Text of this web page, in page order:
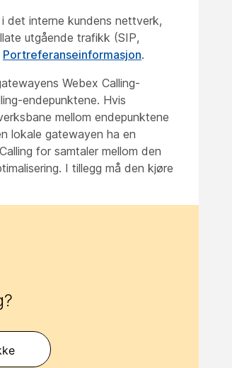
det interne kundens nettverk,
utgående trafikk (SIP,
Portreferanseinformasjon.
Webex Calling-
endepunktene. Hvis
mellom endepunktene
lokale gatewayen ha en
for samtaler mellom den
I tillegg må den kjøre